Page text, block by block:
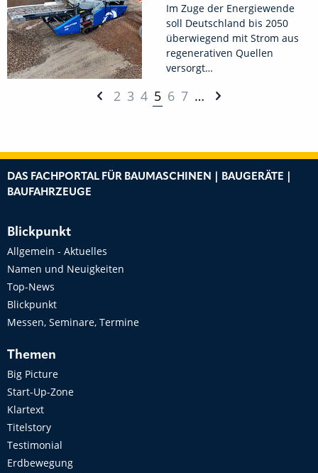
Im Zuge der Energiewende
soll Deutschland bis 2050
überwiegend mit Strom aus
regenerativen Quellen
versorgt…
2 3 4 5 6 7 …
DAS FACHPORTAL FÜR BAUMASCHINEN | BAUGERÄTE |
BAUFAHRZEUGE
Blickpunkt
Allgemein - Aktuelles
Namen und Neuigkeiten
Top-News
Blickpunkt
Messen, Seminare, Termine
Themen
Big Picture
Start-Up-Zone
Klartext
Titelstory
Testimonial
Erdbewegung